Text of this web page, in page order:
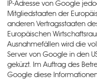
IP-Adresse von Google
Mitgliedstaaten der
anderen Vertragsstaaten
Europäischen
Ausnahmefällen wird die
Server von Google in den
gekürzt. Im Auftrag des
Google diese